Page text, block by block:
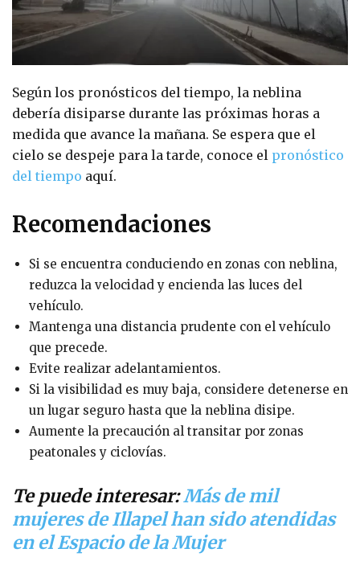
Según los pronósticos del tiempo, la neblina
debería disiparse durante las próximas horas a
medida que avance la mañana. Se espera que el
cielo se despeje para la tarde, conoce el pronóstico
del tiempo aquí.
Recomendaciones
Si se encuentra conduciendo en zonas con neblina,
reduzca la velocidad y encienda las luces del
vehículo.
Mantenga una distancia prudente con el vehículo
que precede.
Evite realizar adelantamientos.
Si la visibilidad es muy baja, considere detenerse en
un lugar seguro hasta que la neblina disipe.
Aumente la precaución al transitar por zonas
peatonales y ciclovías.
Te puede interesar:Más de mil
mujeres de Illapel han sido atendidas
en el Espacio de la Mujer